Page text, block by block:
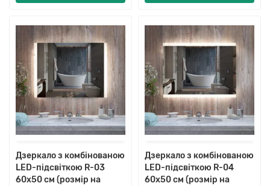
Дзеркало з комбінованою
LED-підсвіткою R-03
60x50 см (розмір на
Дзеркало з комбінованою
LED-підсвіткою R-04
60x50 см (розмір на